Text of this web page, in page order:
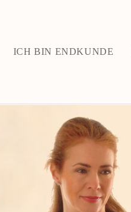
ICH BIN ENDKUNDE